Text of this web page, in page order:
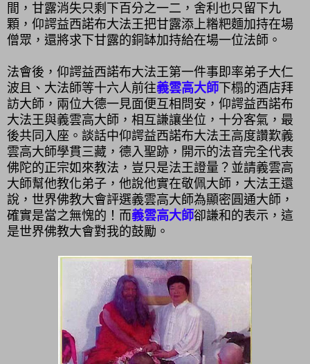
間，甘露消失只剩下百分之一二，舍利也只留下九
顆，仰諤益西諾布大法王把甘露添上糌粑麵加持在場
僧眾，還將求下甘露的銅缽加持給在場一位法師。
法會後，仰諤益西諾布大法王第一件事即率弟子大仁
波且、大法師等十六人前往義雲高大師下榻的酒店拜
訪大師，兩位大德一見面便互相問安，仰諤益西諾布
大法王與義雲高大師，相互謙讓坐位，十分客氣，最
後共同入座。談話中仰諤益西諾布大法王高度讚歎義
雲高大師學貫三藏，德入聖跡，開示的法音完全代表
佛陀的正宗如來教法，豈只是法王證量？並請義雲高
大師幫他教化弟子，他說他實在敬佩大師，大法王還
說，世界佛教大會評選義雲高大師為顯密圓通大師，
確實是當之無愧的！而義雲高大師卻謙和的表示，這
是世界佛教大會對我的鼓勵。